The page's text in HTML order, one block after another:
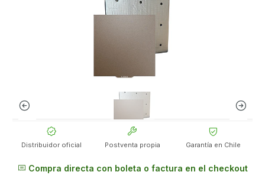
Distribuidor oficial Postventa propia Garantía en Chile
Compra directa con boleta o factura en el checkout